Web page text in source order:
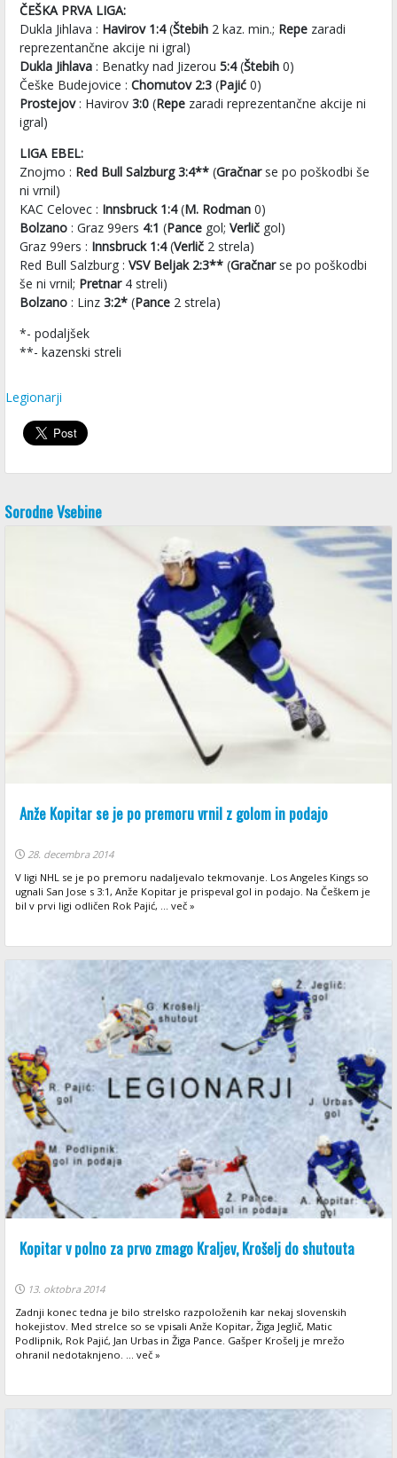
ČEŠKA PRVA LIGA:
Dukla Jihlava : Havirov 1:4(Štebih 2 kaz. min.; Repe zaradi
reprezentančne akcije ni igral)
Dukla Jihlava : Benatky nad Jizerou 5:4(Štebih 0)
Češke Budejovice : Chomutov 2:3 (Pajić 0)
Prostejov: Havirov 3:0 (Repe zaradi reprezentančne akcije ni
igral)
LIGA EBEL:
Znojmo : Red Bull Salzburg 3:4** (Gračnarse po poškodbi še
ni vrnil)
KAC Celovec : Innsbruck 1:4(M. Rodman 0)
Bolzano : Graz 99ers 4:1 (Pance gol; Verlič gol)
Graz 99ers : Innsbruck 1:4(Verlič 2 strela)
Red Bull Salzburg : VSV Beljak 2:3** (Gračnarse po poškodbi
še ni vrnil; Pretnar4 streli)
Bolzano : Linz 3:2* (Pance 2 strela)
*- podaljšek
**- kazenski streli
Legionarji
Sorodne Vsebine
Anže Kopitar se je po premoru vrnil z golom in podajo
28. decembra 2014
V ligi NHL se je po premoru nadaljevalo tekmovanje. Los Angeles Kings so
ugnali San Jose s 3:1, Anže Kopitar je prispeval gol in podajo. Na Češkem je
bil v prvi ligi odličen Rok Pajić, ... več »
Kopitar v polno za prvo zmago Kraljev, Krošelj do shutouta
13. oktobra 2014
Zadnji konec tedna je bilo strelsko razpoloženih kar nekaj slovenskih
hokejistov. Med strelce so se vpisali Anže Kopitar, Žiga Jeglič, Matic
Podlipnik, Rok Pajić, Jan Urbas in Žiga Pance. Gašper Krošelj je mrežo
ohranil nedotaknjeno. ... več »